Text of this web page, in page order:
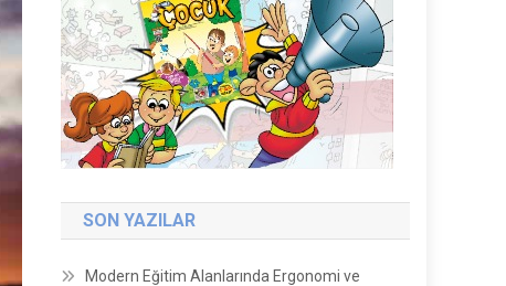
SON YAZILAR
Modern Eğitim Alanlarında Ergonomi ve